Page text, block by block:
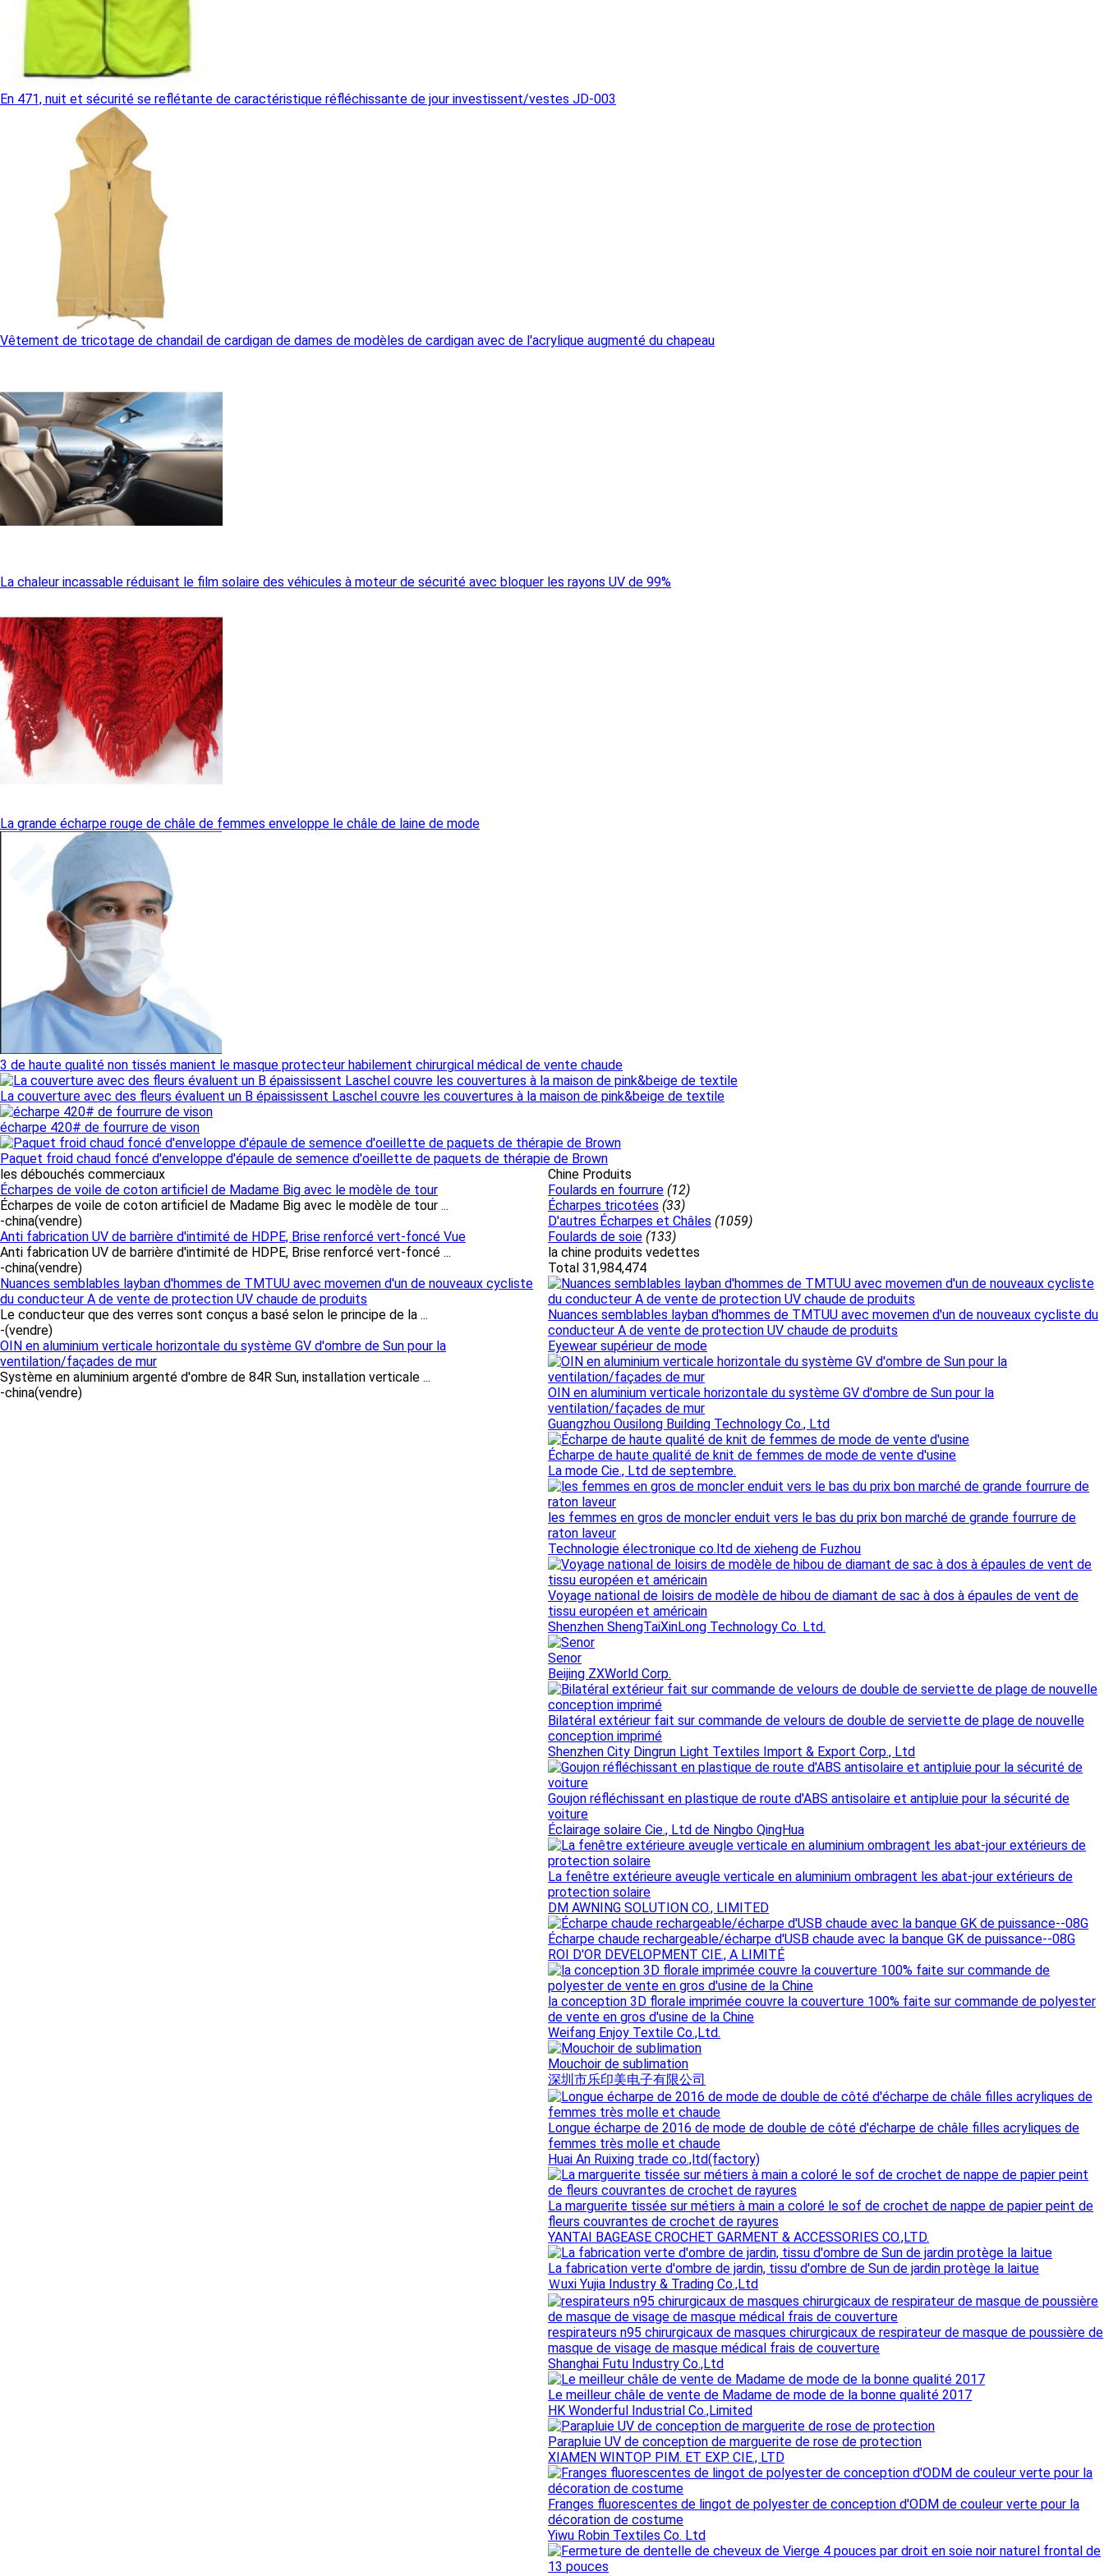
En 471, nuit et sécurité se reflétante de caractéristique réfléchissante de jour investissent/vestes JD-003
Vêtement de tricotage de chandail de cardigan de dames de modèles de cardigan avec de l'acrylique augmenté du chapeau
La chaleur incassable réduisant le film solaire des véhicules à moteur de sécurité avec bloquer les rayons UV de 99%
La grande écharpe rouge de châle de femmes enveloppe le châle de laine de mode
3 de haute qualité non tissés manient le masque protecteur habilement chirurgical médical de vente chaude
La couverture avec des fleurs évaluent un B épaississent Laschel couvre les couvertures à la maison de pink&beige de textile
écharpe 420# de fourrure de vison
Paquet froid chaud foncé d'enveloppe d'épaule de semence d'oeillette de paquets de thérapie de Brown
les débouchés commerciaux
Écharpes de voile de coton artificiel de Madame Big avec le modèle de tour
Écharpes de voile de coton artificiel de Madame Big avec le modèle de tour ...
-china(vendre)
Anti fabrication UV de barrière d'intimité de HDPE, Brise renforcé vert-foncé Vue
Anti fabrication UV de barrière d'intimité de HDPE, Brise renforcé vert-foncé ...
-china(vendre)
Nuances semblables layban d'hommes de TMTUU avec movemen d'un de nouveaux cycliste
du conducteur A de vente de protection UV chaude de produits
Le conducteur que des verres sont conçus a basé selon le principe de la ...
-(vendre)
OIN en aluminium verticale horizontale du système GV d'ombre de Sun pour la
ventilation/façades de mur
Système en aluminium argenté d'ombre de 84R Sun, installation verticale ...
-china(vendre)
Chine Produits
Foulards en fourrure (12)
Écharpes tricotées (33)
D'autres Écharpes et Châles (1059)
Foulards de soie (133)
la chine produits vedettes
Total 31,984,474
Nuances semblables layban d'hommes de TMTUU avec movemen d'un de nouveaux cycliste du
conducteur A de vente de protection UV chaude de produits
Eyewear supérieur de mode
OIN en aluminium verticale horizontale du système GV d'ombre de Sun pour la
ventilation/façades de mur
Guangzhou Ousilong Building Technology Co., Ltd
Écharpe de haute qualité de knit de femmes de mode de vente d'usine
La mode Cie., Ltd de septembre.
les femmes en gros de moncler enduit vers le bas du prix bon marché de grande fourrure de
raton laveur
Technologie électronique co.ltd de xieheng de Fuzhou
Voyage national de loisirs de modèle de hibou de diamant de sac à dos à épaules de vent de
tissu européen et américain
Shenzhen ShengTaiXinLong Technology Co. Ltd.
Senor
Beijing ZXWorld Corp.
Bilatéral extérieur fait sur commande de velours de double de serviette de plage de nouvelle
conception imprimé
Shenzhen City Dingrun Light Textiles Import & Export Corp., Ltd
Goujon réfléchissant en plastique de route d'ABS antisolaire et antipluie pour la sécurité de
voiture
Éclairage solaire Cie., Ltd de Ningbo QingHua
La fenêtre extérieure aveugle verticale en aluminium ombragent les abat-jour extérieurs de
protection solaire
DM AWNING SOLUTION CO., LIMITED
Écharpe chaude rechargeable/écharpe d'USB chaude avec la banque GK de puissance--08G
ROI D'OR DEVELOPMENT CIE., A LIMITÉ
la conception 3D florale imprimée couvre la couverture 100% faite sur commande de polyester
de vente en gros d'usine de la Chine
Weifang Enjoy Textile Co.,Ltd.
Mouchoir de sublimation
深圳市乐印美电子有限公司
Longue écharpe de 2016 de mode de double de côté d'écharpe de châle filles acryliques de
femmes très molle et chaude
Huai An Ruixing trade co.,ltd(factory)
La marguerite tissée sur métiers à main a coloré le sof de crochet de nappe de papier peint de
fleurs couvrantes de crochet de rayures
YANTAI BAGEASE CROCHET GARMENT & ACCESSORIES CO.,LTD.
La fabrication verte d'ombre de jardin, tissu d'ombre de Sun de jardin protège la laitue
Ｗuxi Yujia Industry & Trading Co.,Ltd
respirateurs n95 chirurgicaux de masques chirurgicaux de respirateur de masque de poussière de
masque de visage de masque médical frais de couverture
Shanghai Futu Industry Co.,Ltd
Le meilleur châle de vente de Madame de mode de la bonne qualité 2017
HK Wonderful Industrial Co.,Limited
Parapluie UV de conception de marguerite de rose de protection
XIAMEN WINTOP PIM. ET EXP. CIE., LTD
Franges fluorescentes de lingot de polyester de conception d'ODM de couleur verte pour la
décoration de costume
Yiwu Robin Textiles Co. Ltd